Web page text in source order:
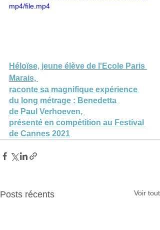
mp4/file.mp4
Héloïse, jeune élève de l'Ecole Paris
Marais,
raconte sa magnifique expérience
du long métrage : Benedetta
de Paul Verhoeven,
présenté en compétition au Festival
de Cannes 2021
Posts récents Voir tout